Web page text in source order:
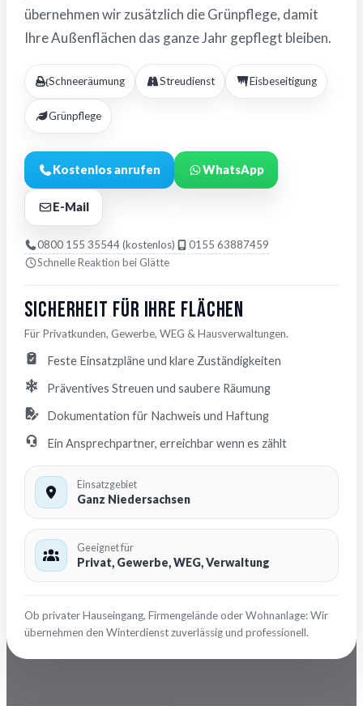
übernehmen wir zusätzlich die Grünpflege, damit
Ihre Außenflächen das ganze Jahr gepflegt bleiben.
Schneeräumung Streudienst Eisbeseitigung
Grünpflege
Kostenlos anrufen WhatsApp
E-Mail
0800 155 35544 (kostenlos)
0155 63887459
Schnelle Reaktion bei Glätte
Sicherheit für Ihre Flächen
Für Privatkunden, Gewerbe, WEG & Hausverwaltungen.
Feste Einsatzpläne und klare Zuständigkeiten
Präventives Streuen und saubere Räumung
Dokumentation für Nachweis und Haftung
Ein Ansprechpartner, erreichbar wenn es zählt
Einsatzgebiet
Ganz Niedersachsen
Geeignet für
Privat, Gewerbe, WEG, Verwaltung
Ob privater Hauseingang, Firmengelände oder Wohnanlage: Wir
übernehmen den Winterdienst zuverlässig und professionell.